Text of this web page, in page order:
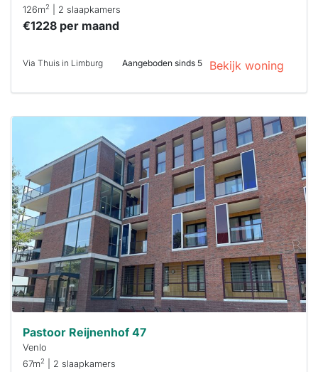
126m2 | 2 slaapkamers
€1228 per maand
Via Thuis in Limburg Aangeboden sinds 5 Bekijk woning
waarschijnlijk
al verhuurd
Om kans te
maken moet je
binnen 15
minuten
reageren.
Stekkies helpt
je hierbij!
Pastoor Reijnenhof 47
Venlo
67m2 | 2 slaapkamers